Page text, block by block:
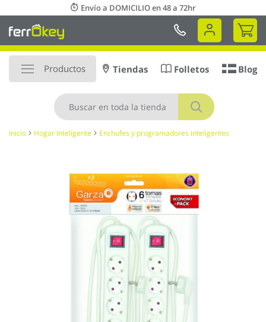
al
contenido
Envío a DOMICILIO en 48 a 72hr
Mi
Productos
Buscar
Tiendas Folletos Blog
Inicio Hogar Inteligente Enchufes y programadores inteligentes